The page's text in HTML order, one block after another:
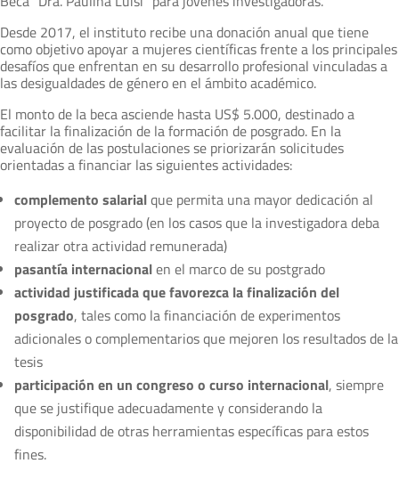
Desde 2017, el instituto recibe una donación anual que tiene
como objetivo apoyar a mujeres científicas frente a los principales
desafíos que enfrentan en su desarrollo profesional vinculadas a
las desigualdades de género en el ámbito académico.
El monto de la beca asciende hasta US$ 5.000, destinado a
facilitar la finalización de la formación de posgrado. En la
evaluación de las postulaciones se priorizarán solicitudes
orientadas a financiar las siguientes actividades:
complemento salarialque permita una mayor dedicación al
proyecto de posgrado (en los casos que la investigadora deba
realizar otra actividad remunerada)
pasantía internacionalen el marco de su postgrado
actividad justificada que favorezca la finalización del
posgrado, tales como la financiación de experimentos
adicionales o complementarios que mejoren los resultados de la
tesis
participación en un congreso o curso internacional, siempre
que se justifique adecuadamente y considerando la
disponibilidad de otras herramientas específicas para estos
fines.